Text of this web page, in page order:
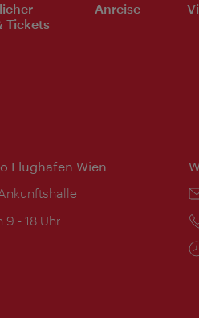
Tickets
Anreise
Flughafen Wien
9 - 18 Uhr